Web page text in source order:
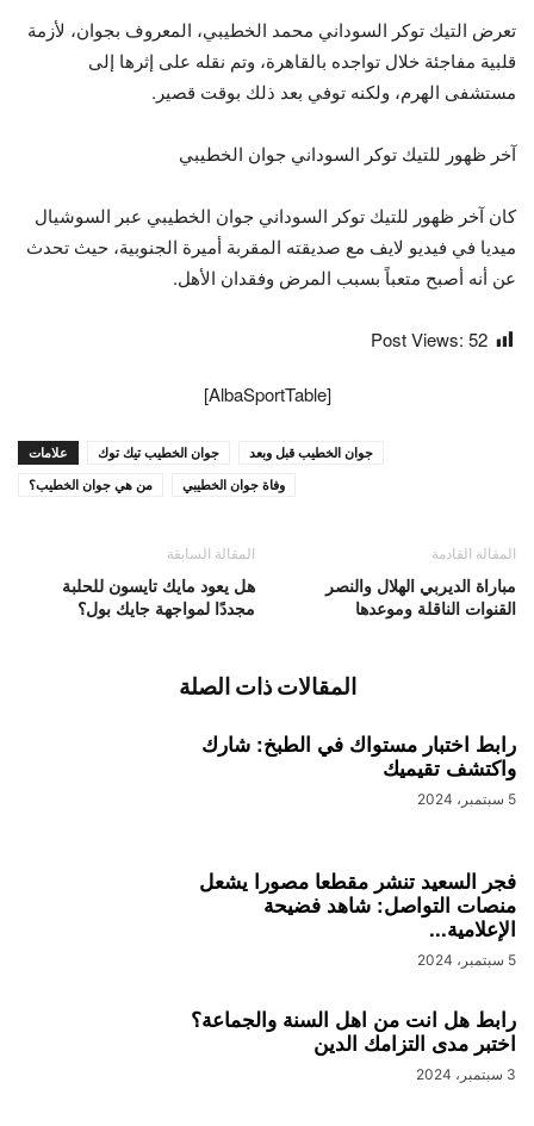
تعرض التيك توكر السوداني محمد الخطيبي، المعروف بجوان، لأزمة
قلبية مفاجئة خلال تواجده بالقاهرة، وتم نقله على إثرها إلى
مستشفى الهرم، ولكنه توفي بعد ذلك بوقت قصير.
آخر ظهور للتيك توكر السوداني جوان الخطيبي
كان آخر ظهور للتيك توكر السوداني جوان الخطيبي عبر السوشيال
ميديا في فيديو لايف مع صديقته المقربة أميرة الجنوبية، حيث تحدث
عن أنه أصبح متعباً بسبب المرض وفقدان الأهل.
Post Views: 52
[AlbaSportTable]
علامات جوان الخطيب تيك توك
جوان الخطيب قبل وبعد
من هي جوان الخطيب؟
وفاة جوان الخطيبي
المقالة السابقة
هل يعود مايك تايسون للحلبة
مجددًا لمواجهة جايك بول؟
المقالة القادمة
مباراة الديربي الهلال والنصر
القنوات الناقلة وموعدها
المقالات ذات الصلة
رابط اختبار مستواك في الطبخ: شارك
واكتشف تقيميك
5 سبتمبر، 2024
فجر السعيد تنشر مقطعا مصورا يشعل
منصات التواصل: شاهد فضيحة
الإعلامية...
5 سبتمبر، 2024
رابط هل انت من اهل السنة والجماعة؟
اختبر مدى التزامك الدين
3 سبتمبر، 2024